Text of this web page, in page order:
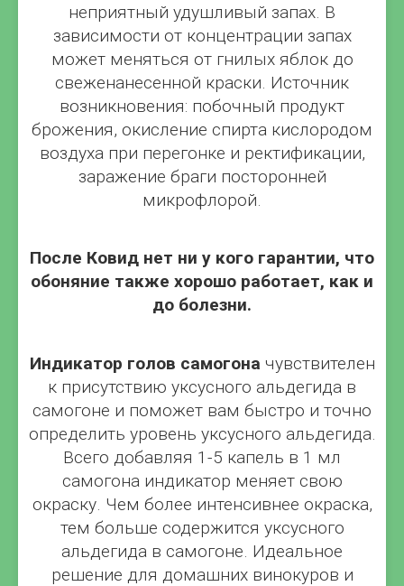
неприятный удушливый запах. В
зависимости от концентрации запах
может меняться от гнилых яблок до
свеженанесенной краски. Источник
возникновения: побочный продукт
брожения, окисление спирта кислородом
воздуха при перегонке и ректификации,
заражение браги посторонней
микрофлорой.
После Ковид нет ни у кого гарантии, что
обоняние также хорошо работает, как и
до болезни.
Индикатор голов самогона чувствителен
к присутствию уксусного альдегида в
самогоне и поможет вам быстро и точно
определить уровень уксусного альдегида.
Всего добавляя 1-5 капель в 1 мл
самогона индикатор меняет свою
окраску. Чем более интенсивнее окраска,
тем больше содержится уксусного
альдегида в самогоне. Идеальное
решение для домашних винокуров и